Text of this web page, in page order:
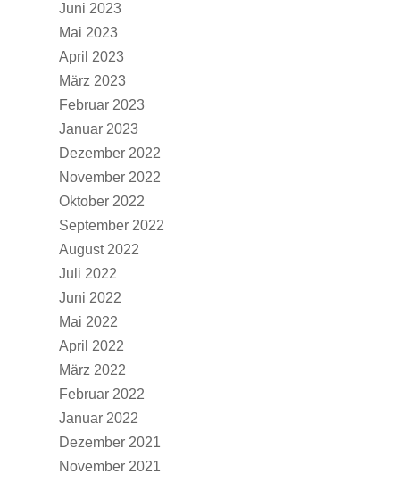
Juni 2023
Mai 2023
April 2023
März 2023
Februar 2023
Januar 2023
Dezember 2022
November 2022
Oktober 2022
September 2022
August 2022
Juli 2022
Juni 2022
Mai 2022
April 2022
März 2022
Februar 2022
Januar 2022
Dezember 2021
November 2021